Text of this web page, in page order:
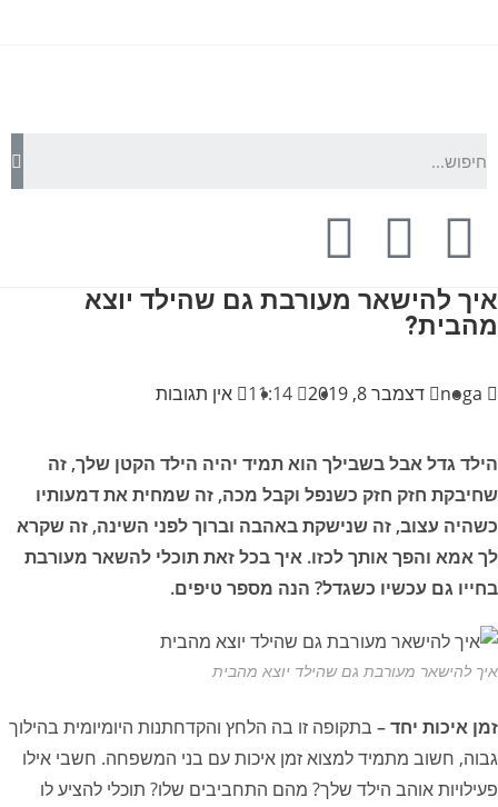
איך להישאר מעורבת גם שהילד יוצא
מהבית?
noga דצמבר 8, 2019 11:14 אין תגובות
הילד גדל אבל בשבילך הוא תמיד יהיה הילד הקטן שלך, זה
שחיבקת חזק חזק כשנפל וקבל מכה, זה שמחית את דמעותיו
כשהיה עצוב, זה שנישקת באהבה וברוך לפני השינה, זה שקרא
לך אמא והפך אותך לכזו. איך בכל זאת תוכלי להשאר מעורבת
בחייו גם עכשיו כשגדל? הנה מספר טיפים.
איך להישאר מעורבת גם שהילד יוצא מהבית
זמן איכות יחד – בתקופה זו בה הלחץ והקדחתנות היומיומית בהילוך
גבוה, חשוב מתמיד למצוא זמן איכות עם בני המשפחה. חשבי אילו
פעילויות אוהב הילד שלך? מהם התחביבים שלו? תוכלי להציע לו